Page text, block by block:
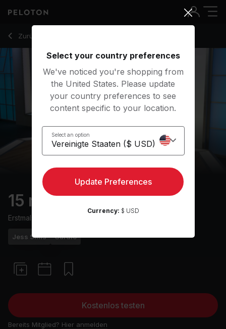
Zurück zu Cardio-Kurse
Zurück
15 min Fit Family Fun
Erstmals ausgestrahlt am
Jess Sims Cardio
Kostenlos testen
Bereits Mitglied? Hier anmelden
15 Min Fit Family Fun Cardio with Kids Music - Jess Sims
Select your country preferences
We've noticed you're shopping from
the United States. Please update
your country preferences to see
content specific to your location.
Select an option
Update Preferences
Currency: $ USD